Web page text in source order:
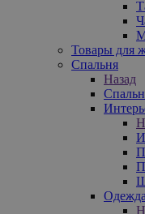
Товары для
Спальня
Назад